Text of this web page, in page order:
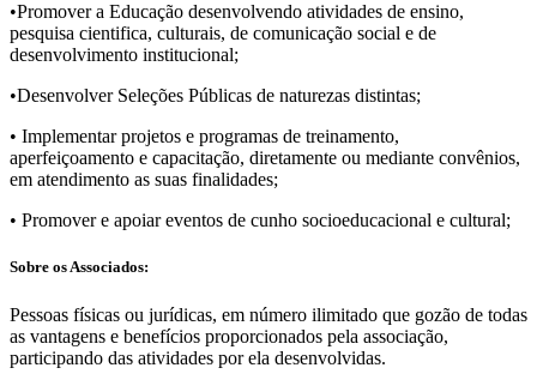
•Promover a Educação desenvolvendo atividades de ensino,
pesquisa cientifica, culturais, de comunicação social e de
desenvolvimento institucional;
•Desenvolver Seleções Públicas de naturezas distintas;
• Implementar projetos e programas de treinamento,
aperfeiçoamento e capacitação, diretamente ou mediante convênios,
em atendimento as suas finalidades;
• Promover e apoiar eventos de cunho socioeducacional e cultural;
Sobre os Associados:
Pessoas fí­sicas ou jurí­dicas, em número ilimitado que gozão de todas
as vantagens e benefí­cios proporcionados pela associação,
participando das atividades por ela desenvolvidas.